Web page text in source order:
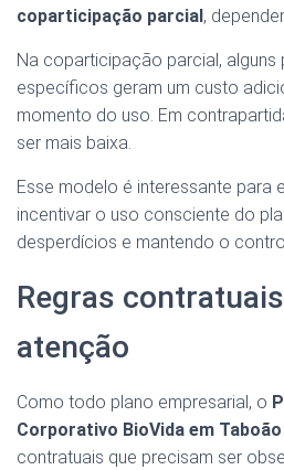
coparticipação parcial ,
Na coparticipação parcial, alguns
específicos geram um custo
momento do uso. Em
ser mais baixa.
Esse modelo é interessante para
incentivar o uso consciente do
desperdícios e mantendo o
Regras
atenção
Como todo plano empresarial, o
Corporativo BioVida em
contratuais que precisam ser